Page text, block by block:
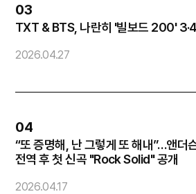
03
TXT & BTS, 나란히 '빌보드 200'
2026.04.27
04
“또 증명해, 난 그렇게 또 해내”…앤더
전역 후 첫 신곡 "Rock Solid" 공개
2026.04.17